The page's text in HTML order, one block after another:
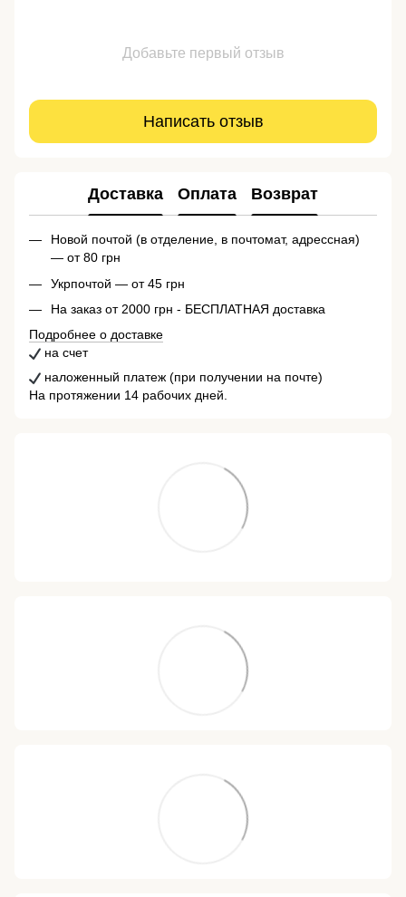
Добавьте первый отзыв
Написать отзыв
Доставка Оплата Возврат
Новой почтой (в отделение, в почтомат, адрессная)
— от 80 грн
Укрпочтой — от 45 грн
На заказ от 2000 грн - БЕСПЛАТНАЯ доставка
Подробнее о доставке
на счет
наложенный платеж (при получении на почте)
На протяжении 14 рабочих дней.